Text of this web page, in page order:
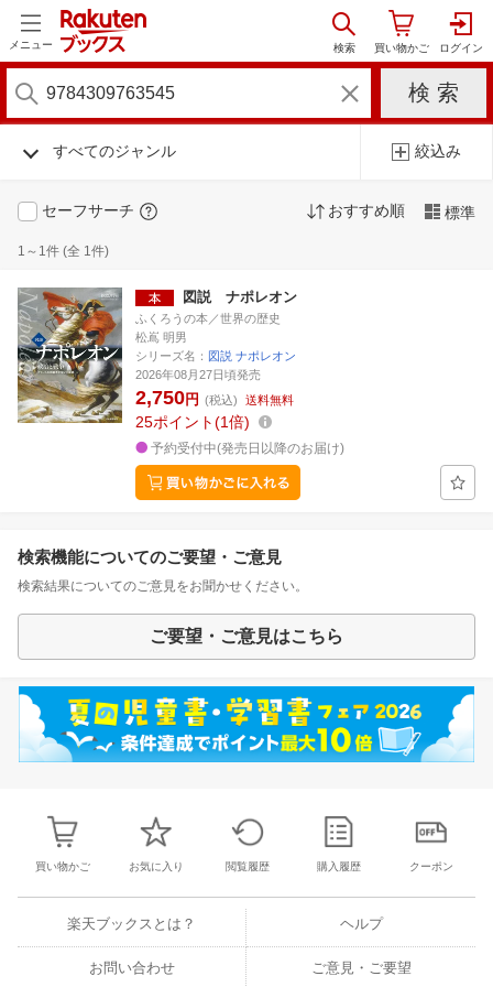
メニュー
すべてのジャンル 絞込み
セーフサーチ おすすめ順 標準
1～1件 (全 1件)
図説 ナポレオン
ふくろうの本／世界の歴史
松嶌 明男
シリーズ名： 図説 ナポレオン
2026年08月27日頃発売
2,750円 (税込) 送料無料
25ポイント 1倍
予約受付中(発売日以降のお届け)
検索機能についてのご要望・ご意見
検索結果についてのご意見をお聞かせください。
ご要望・ご意見はこちら
買い物かご お気に入り 閲覧履歴 購入履歴 クーポン
楽天ブックスとは？ ヘルプ
お問い合わせ ご意見・ご要望